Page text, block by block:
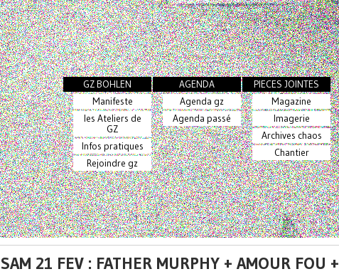
GZ BOHLEN
Manifeste
les Ateliers de
GZ
Infos pratiques
Rejoindre gz
AGENDA
Agenda gz
Agenda passé
PIECES JOINTES
Magazine
Imagerie
Archives chaos
Chantier
SAM 21 FEV : FATHER MURPHY + AMOUR FOU +